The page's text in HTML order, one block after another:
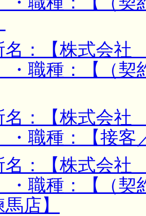
名：【株式会
・職種：【（契
名：【株式会
・職種：【接
名：【株式会
・職種：【（契
店】